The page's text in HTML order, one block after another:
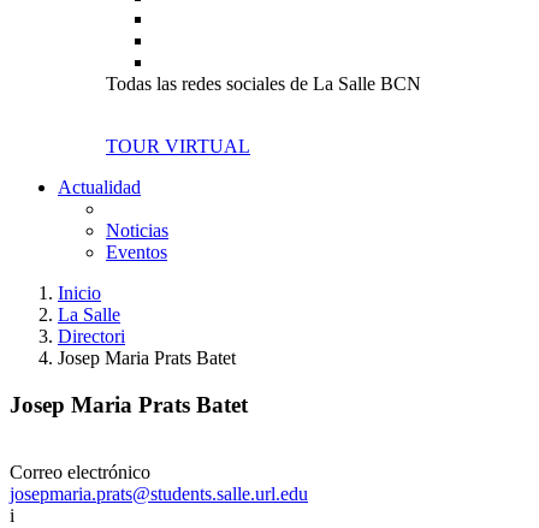
Todas las redes sociales de La Salle BCN
TOUR VIRTUAL
Actualidad
Noticias
Eventos
Inicio
La Salle
Directori
Josep Maria Prats Batet
Josep Maria Prats Batet
Correo electrónico
josepmaria.prats@students.salle.url.edu
i